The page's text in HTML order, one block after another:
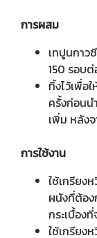
การผสม
เทปูนกาว
150 รอบ
ทิ้งไว้เพื่อ
ครั้งก่อนน
เพิ่ม หลัง
การใช้งาน
ใช้เกรียง
ผนังที่ต้อง
กระเบื้อง
ใช้เกรียง